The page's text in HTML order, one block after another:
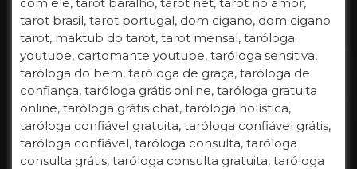
tarot brasil, tarot portugal, dom cigano, dom cigano
tarot, maktub do tarot, tarot mensal, taróloga
youtube, cartomante youtube, taróloga sensitiva,
taróloga do bem, taróloga de graça, taróloga de
confiança, taróloga grátis online, taróloga gratuita
online, taróloga grátis chat, taróloga holística,
taróloga confiável gratuita, taróloga confiável grátis,
taróloga confiável, taróloga consulta, taróloga
consulta grátis, taróloga consulta gratuita, taróloga